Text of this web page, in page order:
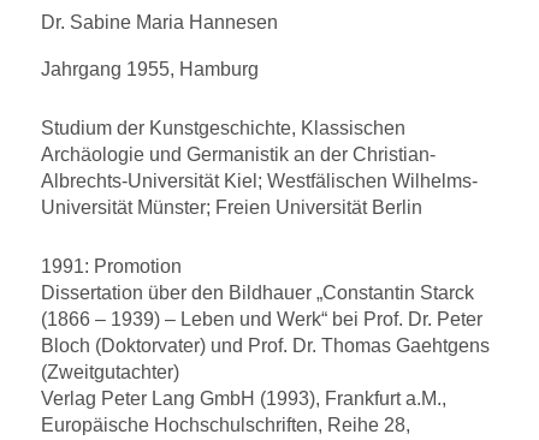
Dr. Sabine Maria Hannesen
Jahrgang 1955, Hamburg
Studium der Kunstgeschichte, Klassischen
Archäologie und Germanistik an der Christian-
Albrechts-Universität Kiel; Westfälischen Wilhelms-
Universität Münster; Freien Universität Berlin
1991: Promotion
Dissertation über den Bildhauer „Constantin Starck
(1866 – 1939) – Leben und Werk“ bei Prof. Dr. Peter
Bloch (Doktorvater) und Prof. Dr. Thomas Gaehtgens
(Zweitgutachter)
Verlag Peter Lang GmbH (1993), Frankfurt a.M.,
Europäische Hochschulschriften, Reihe 28,